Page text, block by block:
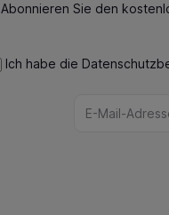
Abonnieren Sie den
Ich habe die